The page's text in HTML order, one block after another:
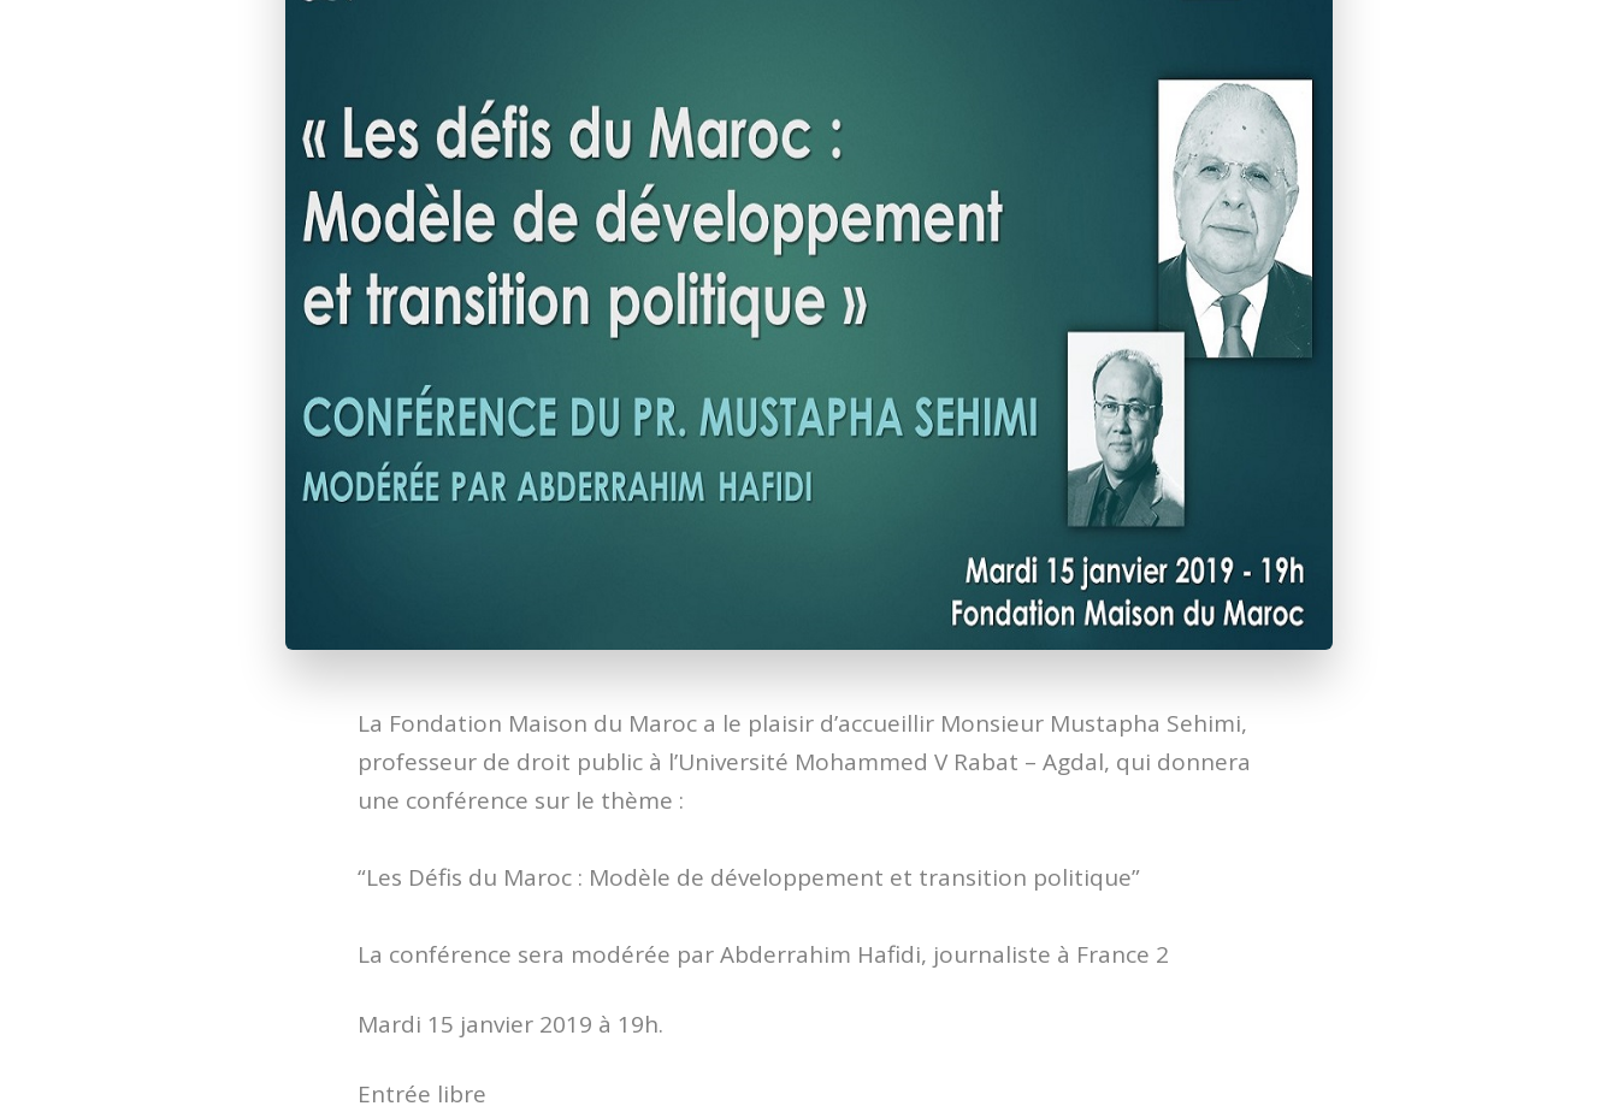
La Fondation Maison du Maroc a le plaisir d’accueillir Monsieur Mustapha Sehimi,
professeur de droit public à l’Université Mohammed V Rabat – Agdal, qui donnera
une conférence sur le thème :
“Les Défis du Maroc : Modèle de développement et transition politique”
La conférence sera modérée par Abderrahim Hafidi, journaliste à France 2
Mardi 15 janvier 2019 à 19h.
Entrée libre